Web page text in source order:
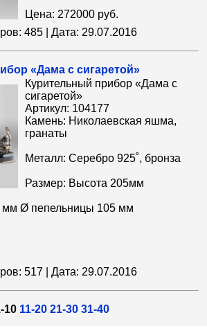
Цена: 272000 руб.
485 Дата: 29.07.2016
«Дама с сигаретой»
Курительный прибор «Дама с
сигаретой»
Артикул: 104177
Камень: Николаевская яшма,
гранаты
Металл: Серебро 925˚, бронза
Размер: Высота 205мм
мм Ø пепельницы 105 мм
517 Дата: 29.07.2016
10 11-20 21-30 31-40